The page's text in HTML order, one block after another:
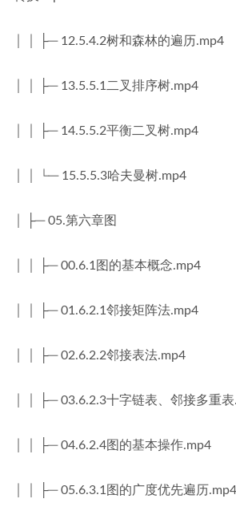
│ │ ├─ 12.5.4.2树和森林的遍历.mp4
│ │ ├─ 13.5.5.1二叉排序树.mp4
│ │ ├─ 14.5.5.2平衡二叉树.mp4
│ │ └─ 15.5.5.3哈夫曼树.mp4
│ ├─ 05.第六章图
│ │ ├─ 00.6.1图的基本概念.mp4
│ │ ├─ 01.6.2.1邻接矩阵法.mp4
│ │ ├─ 02.6.2.2邻接表法.mp4
│ │ ├─ 03.6.2.3十字链表、邻接多重
│ │ ├─ 04.6.2.4图的基本操作.mp4
│ │ ├─ 05.6.3.1图的广度优先遍历.mp4